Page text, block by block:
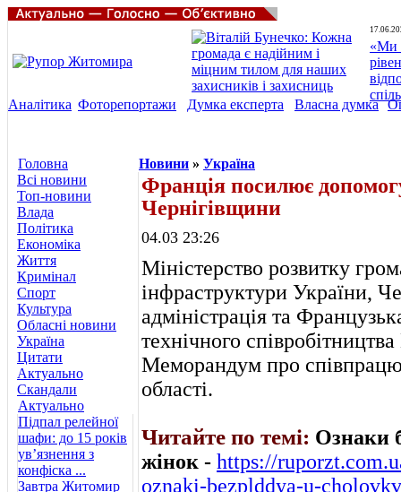
«Ми
Аналітика Фоторепортажи Думка експерта Власна думка
Головна
Всі новини
Топ-новини
Влада
Політика
Економіка
Життя
Кримінал
Спорт
Культура
Обласні новини
Україна
Цитати
Актуально
Скандали
Актуально
Підпал релейної
шафи: до 15 років
ув’язнення з
конфіска ...
Завтра Житомир
Новини » Україна
Франція посилює
Чернігівщини
04.03 23:26
Міністерство розвитку
інфраструктури України,
адміністрація та
технічного
Меморандум про співпрацю
області.
Читайте по темі: Ознаки
жінок - https://
oznaki-bezplddya-u-